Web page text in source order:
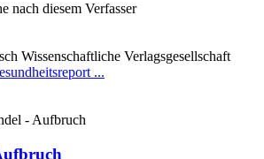
nach diesem Verfasser
Wissenschaftliche Verlagsgesellschaft
...